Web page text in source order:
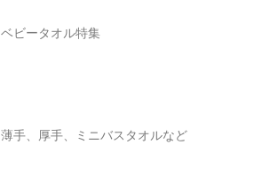
ベビータオル特集
薄手、厚手、ミニバスタオルなど